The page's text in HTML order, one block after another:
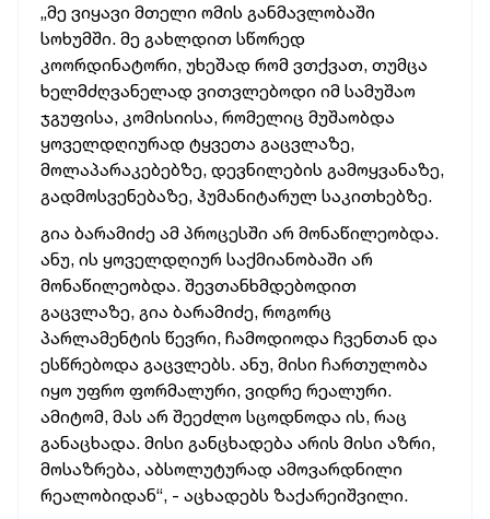
„მე ვიყავი მთელი ომის განმავლობაში
სოხუმში. მე გახლდით სწორედ
კოორდინატორი, უხეშად რომ ვთქვათ, თუმცა
ხელმძღვანელად ვითვლებოდი იმ სამუშაო
ჯგუფისა, კომისიისა, რომელიც მუშაობდა
ყოველდღიურად ტყვეთა გაცვლაზე,
მოლაპარაკებებზე, დევნილების გამოყვანაზე,
გადმოსვენებაზე, ჰუმანიტარულ საკითხებზე.
გია ბარამიძე ამ პროცესში არ მონაწილეობდა.
ანუ, ის ყოველდღიურ საქმიანობაში არ
მონაწილეობდა. შევთანხმდებოდით
გაცვლაზე, გია ბარამიძე, როგორც
პარლამენტის წევრი, ჩამოდიოდა ჩვენთან და
ესწრებოდა გაცვლებს. ანუ, მისი ჩართულობა
იყო უფრო ფორმალური, ვიდრე რეალური.
ამიტომ, მას არ შეეძლო სცოდნოდა ის, რაც
განაცხადა. მისი განცხადება არის მისი აზრი,
მოსაზრება, აბსოლუტურად ამოვარდნილი
რეალობიდან“, - აცხადებს ზაქარეიშვილი.